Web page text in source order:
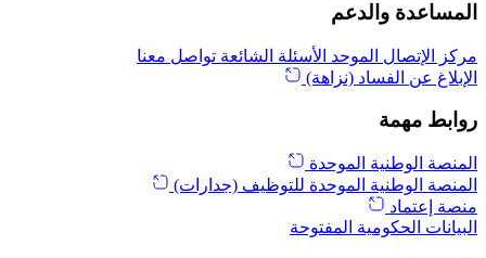
المساعدة والدعم
مركز الإتصال الموحد الأسئلة الشائعة تواصل معنا
الإبلاغ عن الفساد (نزاهة)
روابط مهمة
المنصة الوطنية الموحدة
المنصة الوطنية الموحدة للتوظيف (جدارات)
منصة إعتماد
البيانات الحكومية المفتوحة